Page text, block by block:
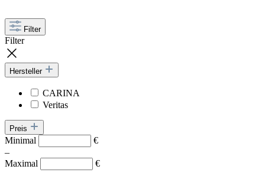
Filter
Filter
Hersteller
CARINA
Veritas
Preis
Minimal
€
–
Maximal
€